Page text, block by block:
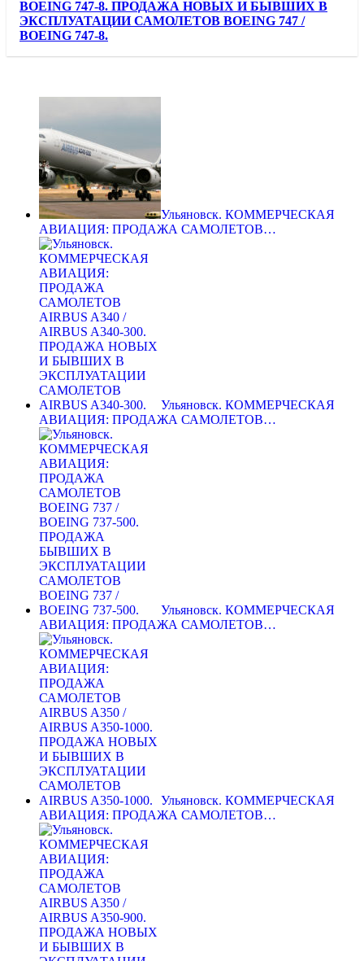
BOEING 747-8. ПРОДАЖА НОВЫХ И БЫВШИХ В
ЭКСПЛУАТАЦИИ САМОЛЕТОВ BOEING 747 /
BOEING 747-8.
Ульяновск. КОММЕРЧЕСКАЯ
АВИАЦИЯ: ПРОДАЖА САМОЛЕТОВ…
Ульяновск. КОММЕРЧЕСКАЯ
АВИАЦИЯ: ПРОДАЖА САМОЛЕТОВ…
Ульяновск. КОММЕРЧЕСКАЯ
АВИАЦИЯ: ПРОДАЖА САМОЛЕТОВ…
Ульяновск. КОММЕРЧЕСКАЯ
АВИАЦИЯ: ПРОДАЖА САМОЛЕТОВ…